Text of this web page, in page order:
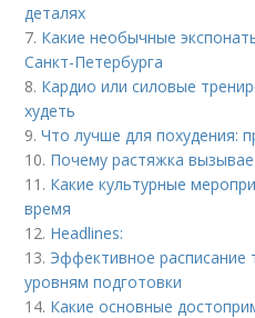
деталях
7. Какие необычные
Санкт-Петербурга
8. Кардио или силовые
худеть
9.Что лучше для похудения:
10. Почему растяжка
11. Какие культурные
время
12. Headlines:
13. Эффективное расписание
уровням подготовки
14. Какие основные